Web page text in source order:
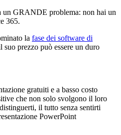
un GRANDE problema: non hai un
365.
la fase dei software di
suo prezzo può essere un duro
gratuiti e a basso costo
che non solo svolgono il loro
il tutto senza sentirti
PowerPoint